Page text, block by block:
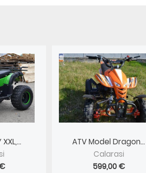
ATV Model Dragon...
Calarasi
599,00 €